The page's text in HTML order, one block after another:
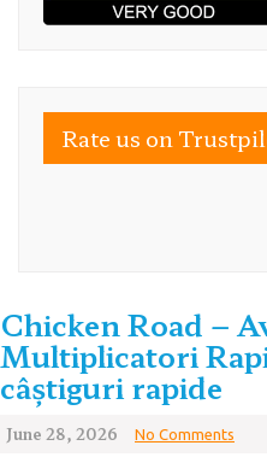
Rate us on
Chicken Road –
Multiplicatori
câștiguri rapide
June 28, 2026 No Comments